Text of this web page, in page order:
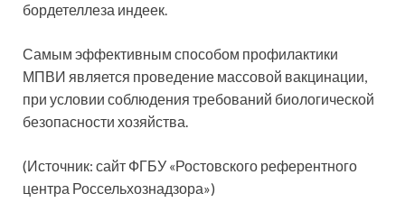
бордетеллеза индеек.
Самым эффективным способом профилактики
МПВИ является проведение массовой вакцинации,
при условии соблюдения требований биологической
безопасности хозяйства.
(Источник: сайт ФГБУ «Ростовского референтного
центра Россельхознадзора»)